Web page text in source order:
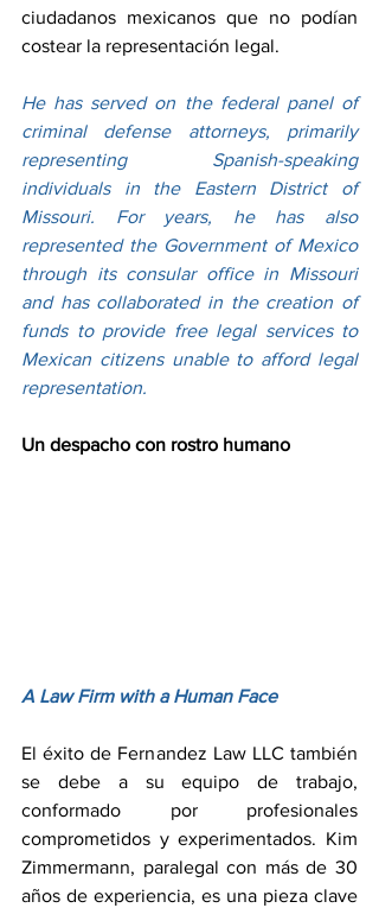
ciudadanos mexicanos que no podían
costear la representación legal.
He has served on the federal panel of
criminal defense attorneys, primarily
representing Spanish-speaking
individuals in the Eastern District of
Missouri. For years, he has also
represented the Government of Mexico
through its consular office in Missouri
and has collaborated in the creation of
funds to provide free legal services to
Mexican citizens unable to afford legal
representation.
Un despacho con rostro humano
A Law Firm with a Human Face
El éxito de Fernandez Law LLC también
se debe a su equipo de trabajo,
conformado por profesionales
comprometidos y experimentados. Kim
Zimmermann, paralegal con más de 30
años de experiencia, es una pieza clave